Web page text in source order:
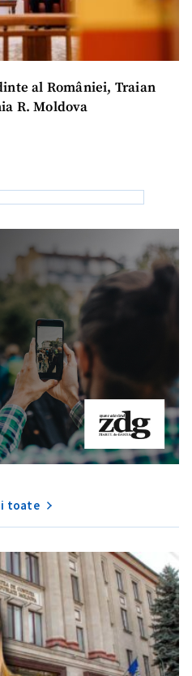
al României, Traian
R. Moldova
toate